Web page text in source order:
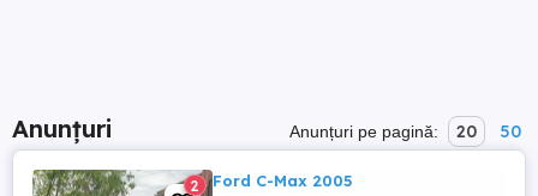
Anunțuri Anunțuri pe pagină: 20 50
2 Ford C-Max 2005